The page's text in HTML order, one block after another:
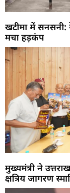
खटीमा में
मचा हड़कंप
मुख्यमंत्री ने
क्षत्रिय जागरण